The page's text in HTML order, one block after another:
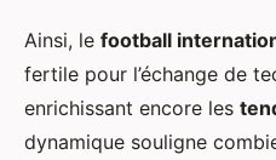
Ainsi, le football
fertile pour l’échange de
enrichissant encore les
dynamique souligne